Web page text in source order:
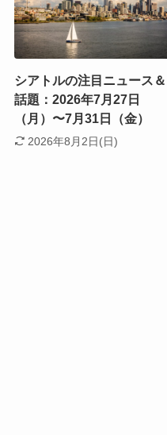
シアトルの注目ニュース＆
話題：2026年7月27日
（月）〜7月31日（金）
2026年8月2日(日)